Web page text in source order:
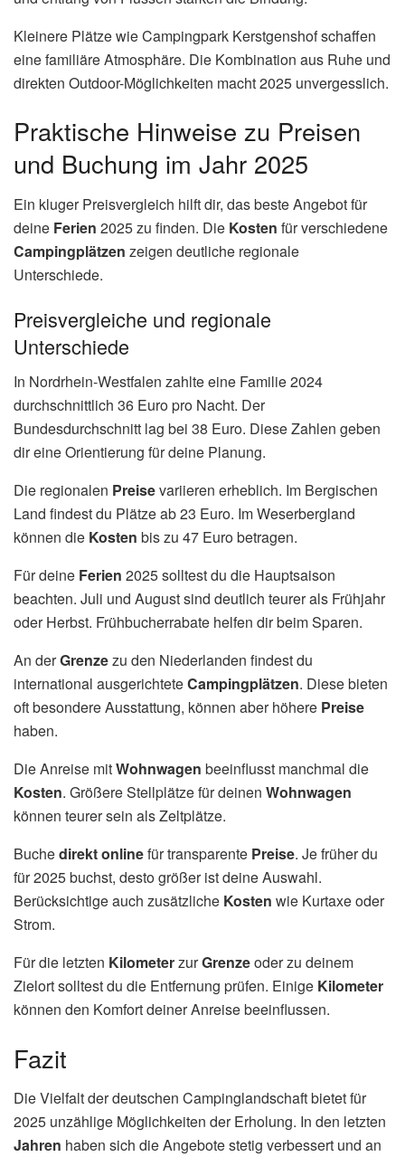
Kleinere Plätze wie Campingpark Kerstgenshof schaffen
eine familiäre Atmosphäre. Die Kombination aus Ruhe und
direkten Outdoor-Möglichkeiten macht 2025 unvergesslich.
Praktische Hinweise zu Preisen
und Buchung im Jahr 2025
Ein kluger Preisvergleich hilft dir, das beste Angebot für
deine Ferien 2025 zu finden. Die Kosten für verschiedene
Campingplätzen zeigen deutliche regionale
Unterschiede.
Preisvergleiche und regionale
Unterschiede
In Nordrhein-Westfalen zahlte eine Familie 2024
durchschnittlich 36 Euro pro Nacht. Der
Bundesdurchschnitt lag bei 38 Euro. Diese Zahlen geben
dir eine Orientierung für deine Planung.
Die regionalen Preisevariieren erheblich. Im Bergischen
Land findest du Plätze ab 23 Euro. Im Weserbergland
können die Kosten bis zu 47 Euro betragen.
Für deine Ferien 2025 solltest du die Hauptsaison
beachten. Juli und August sind deutlich teurer als Frühjahr
oder Herbst. Frühbucherrabate helfen dir beim Sparen.
An derGrenzezu den Niederlanden findest du
international ausgerichteteCampingplätzen. Diese bieten
oft besondere Ausstattung, können aber höhere Preise
haben.
Die Anreise mitWohnwagen beeinflusst manchmal die
Kosten. Größere Stellplätze für deinen Wohnwagen
können teurer sein als Zeltplätze.
Buchedirekt onlinefür transparente Preise. Je früher du
für 2025 buchst, desto größer ist deine Auswahl.
Berücksichtige auch zusätzliche Kosten wie Kurtaxe oder
Strom.
Für die letzten KilometerzurGrenzeoder zu deinem
Zielort solltest du die Entfernung prüfen. Einige Kilometer
können den Komfort deiner Anreise beeinflussen.
Fazit
Die Vielfalt der deutschen Campinglandschaft bietet für
2025 unzählige Möglichkeiten der Erholung. In den letzten
Jahren haben sich die Angebote stetig verbessert und an